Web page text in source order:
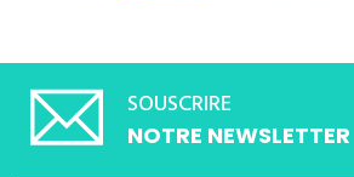
SOUSCRIRE
NOTRE NEWSLETTER